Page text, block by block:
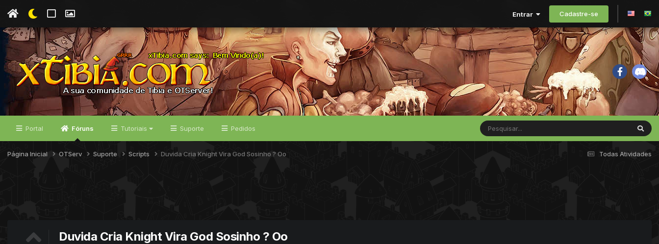
Entrar Cadastre-se
Portal Fóruns Tutoriais Suporte Pedidos
Todas Atividades
Página Inicial OTServ Suporte Scripts Duvida Cria Knight Vira God Sosinho ? Oo
Duvida Cria Knight Vira God Sosinho ? Oo